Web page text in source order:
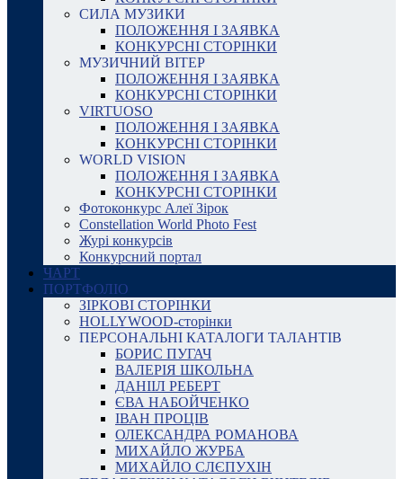
СИЛА МУЗИКИ
ПОЛОЖЕННЯ І ЗАЯВКА
КОНКУРСНІ СТОРІНКИ
МУЗИЧНИЙ ВІТЕР
ПОЛОЖЕННЯ І ЗАЯВКА
КОНКУРСНІ СТОРІНКИ
VIRTUOSO
ПОЛОЖЕННЯ І ЗАЯВКА
КОНКУРСНІ СТОРІНКИ
WORLD VISION
ПОЛОЖЕННЯ І ЗАЯВКА
КОНКУРСНІ СТОРІНКИ
Фотоконкурс Алеї Зірок
Constellation World Photo Fest
Журі конкурсів
Конкурсний портал
ЧАРТ
ПОРТФОЛІО
ЗІРКОВІ СТОРІНКИ
HOLLYWOOD-сторінки
ПЕРСОНАЛЬНІ КАТАЛОГИ ТАЛАНТІВ
БОРИС ПУГАЧ
ВАЛЕРІЯ ШКОЛЬНА
ДАНІІЛ РЕБЕРТ
ЄВА НАБОЙЧЕНКО
ІВАН ПРОЦІВ
ОЛЕКСАНДРА РОМАНОВА
МИХАЙЛО ЖУРБА
МИХАЙЛО СЛЄПУХІН